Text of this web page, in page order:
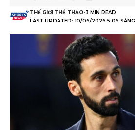
LAST UPDATED: 10/06/2026 5:06 SÁNG
THẾ GIỚI THỂ THAO 3 MIN READ